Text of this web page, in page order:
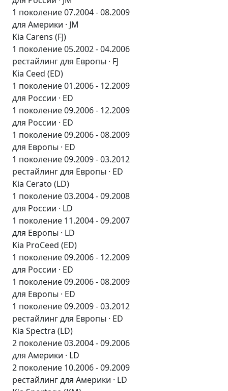
1 поколение 07.2004 - 08.2009
для Америки · JM
Kia Carens (FJ)
1 поколение 05.2002 - 04.2006
рестайлинг для Европы · FJ
Kia Ceed (ED)
1 поколение 01.2006 - 12.2009
для России · ED
1 поколение 09.2006 - 12.2009
для России · ED
1 поколение 09.2006 - 08.2009
для Европы · ED
1 поколение 09.2009 - 03.2012
рестайлинг для Европы · ED
Kia Cerato (LD)
1 поколение 03.2004 - 09.2008
для России · LD
1 поколение 11.2004 - 09.2007
для Европы · LD
Kia ProCeed (ED)
1 поколение 09.2006 - 12.2009
для России · ED
1 поколение 09.2006 - 08.2009
для Европы · ED
1 поколение 09.2009 - 03.2012
рестайлинг для Европы · ED
Kia Spectra (LD)
2 поколение 03.2004 - 09.2006
для Америки · LD
2 поколение 10.2006 - 09.2009
рестайлинг для Америки · LD